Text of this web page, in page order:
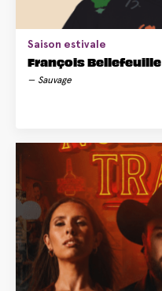
Saison estivale
François Bellefeuille
Sauvage